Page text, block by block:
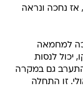
אז נחכה ונראה
למחמאה
יכול לנסות
גם במקרה
זו התחלה